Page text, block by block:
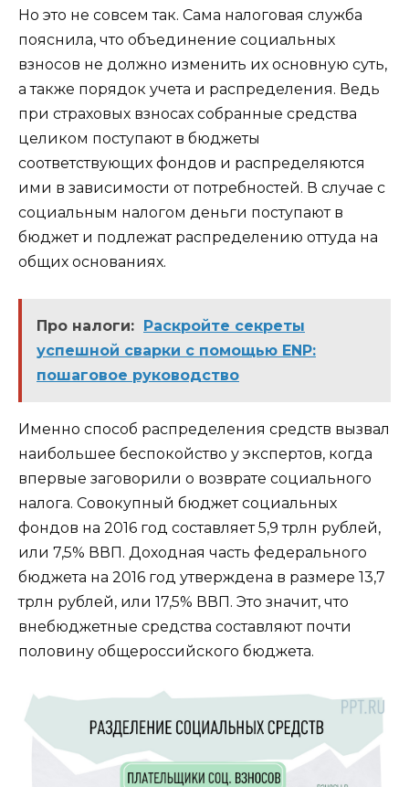
Но это не совсем так. Сама налоговая служба
пояснила, что объединение социальных
взносов не должно изменить их основную суть,
а также порядок учета и распределения. Ведь
при страховых взносах собранные средства
целиком поступают в бюджеты
соответствующих фондов и распределяются
ими в зависимости от потребностей. В случае с
социальным налогом деньги поступают в
бюджет и подлежат распределению оттуда на
общих основаниях.
Про налоги: Раскройте секреты
успешной сварки с помощью ENP:
пошаговое руководство
Именно способ распределения средств вызвал
наибольшее беспокойство у экспертов, когда
впервые заговорили о возврате социального
налога. Совокупный бюджет социальных
фондов на 2016 год составляет 5,9 трлн рублей,
или 7,5% ВВП. Доходная часть федерального
бюджета на 2016 год утверждена в размере 13,7
трлн рублей, или 17,5% ВВП. Это значит, что
внебюджетные средства составляют почти
половину общероссийского бюджета.